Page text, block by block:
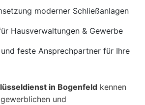
moderner Schließanlagen
Hausverwaltungen & Gewerbe
feste Ansprechpartner für Ihre
in Bogenfeld kennen
und